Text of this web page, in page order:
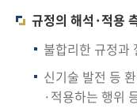
규정의 해석·적용
불합리한 규정과
신기술 발전 등
·적용하는 행위